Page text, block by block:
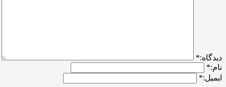
ديدگاه:*
نام:*
ایمیل:*